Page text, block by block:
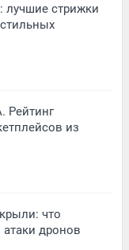
стрижки
Рейтинг
из
что
дронов